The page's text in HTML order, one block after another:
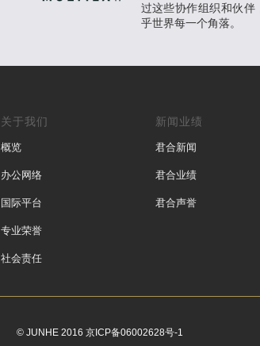
过这些协作组织和伙
乎世界每一个角落。
关于我们
概览
办公网络
国际平台
专业荣誉
社会责任
新闻业绩
君合新闻
君合业绩
君合声誉
© JUNHE 2016 京ICP备06002628号-1